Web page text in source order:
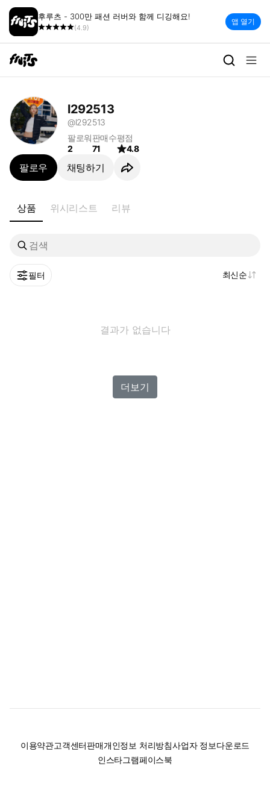
후루츠 - 300만 패션 러버와 함께 디깅해요!
(4.9)
앱 열기
l292513 | 빈티지 세컨핸드 패션
l292513
@l292513
팔로워
2
판매수
71
평점
4.8
팔로우 채팅하기
상품 위시리스트 리뷰
필터 최신순
결과가 없습니다
더보기
이용약관고객센터판매개인정보 처리방침사업자 정보다운로드
인스타그램페이스북